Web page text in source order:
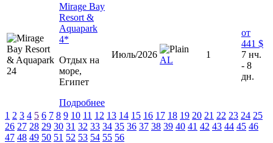
Mirage Bay
Resort &
Aquapark
4*
Отдых на
море,
Египет
Подробнее
Июль/2026
AL
1
от
441 $
7 нч.
- 8
дн.
1 2 3 4 5 6 7 8 9 10 11 12 13 14 15 16 17 18 19 20 21 22 23 24 25
26 27 28 29 30 31 32 33 34 35 36 37 38 39 40 41 42 43 44 45 46
47 48 49 50 51 52 53 54 55 56